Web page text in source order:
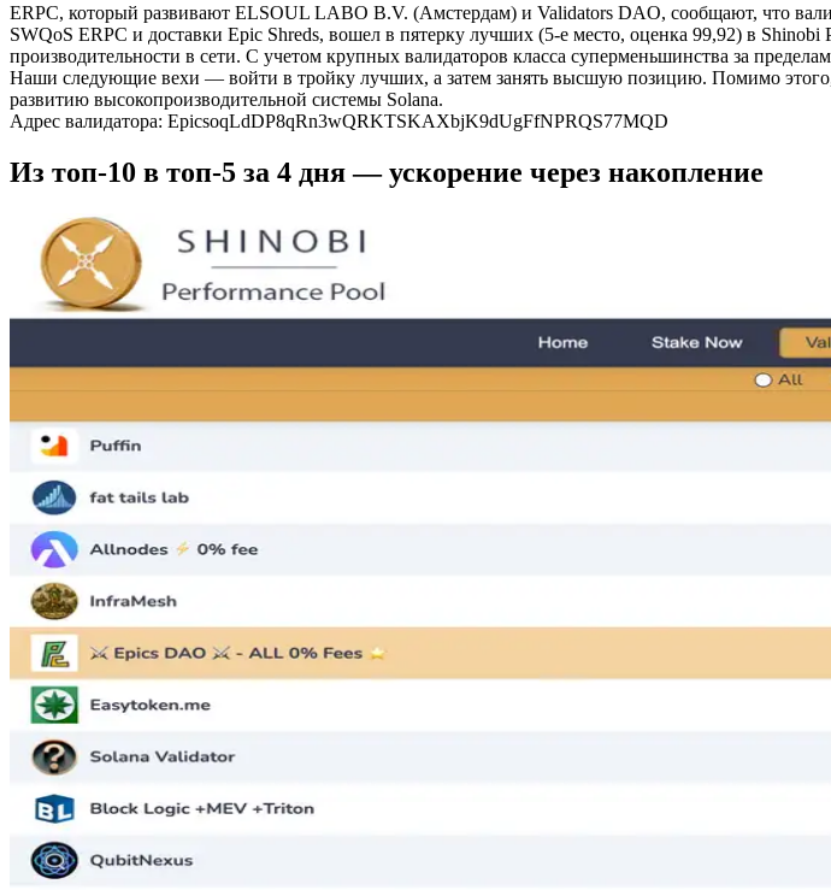
ERPC, который развивают ELSOUL LABO B.V. (Амстердам) и Validators DAO, сообщают, что
SWQoS ERPC и доставки Epic Shreds, вошел в пятерку лучших (5-е место, оценка 99,92) в Shinobi
производительности в сети. С учетом крупных валидаторов класса суперменьшинства за
Наши следующие вехи — войти в тройку лучших, а затем занять высшую позицию. Помимо
развитию высокопроизводительной системы Solana.
Адрес валидатора: EpicsoqLdDP8qRn3wQRKTSKAXbjK9dUgFfNPRQS77MQD
Из топ-10 в топ-5 за 4 дня — ускорение через накопление